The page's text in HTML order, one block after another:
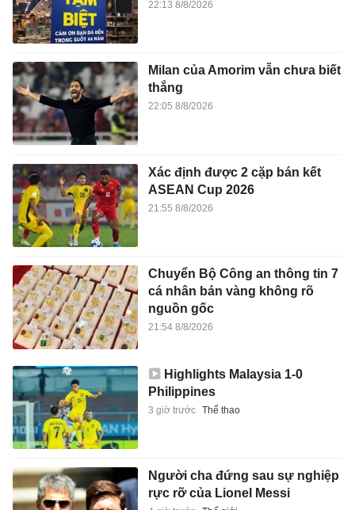
22:13 8/8/2026
Milan của Amorim vẫn chưa biết
thắng
22:05 8/8/2026
Xác định được 2 cặp bán kết
ASEAN Cup 2026
21:55 8/8/2026
Chuyển Bộ Công an thông tin 7
cá nhân bán vàng không rõ
nguồn gốc
21:54 8/8/2026
Highlights Malaysia 1-0
Philippines
3 giờ trước Thể thao
Người cha đứng sau sự nghiệp
rực rỡ của Lionel Messi